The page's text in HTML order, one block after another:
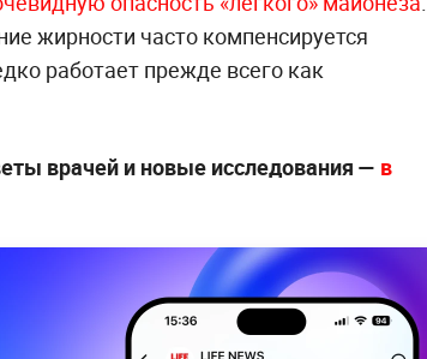
жирности часто компенсируется
работает прежде всего как
врачей и новые исследования — в